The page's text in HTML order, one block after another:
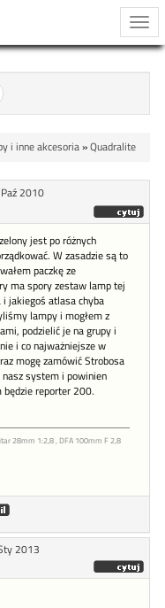
i inne akcesoria»Quadralite
Paź 2010
jest po różnych
W zasadzie są to
paczkę ze
ma spory zestaw lamp tej
jakiegoś atlasa chyba
lampy i mogłem z
podzielić je na grupy i
i co najważniejsze w
mogę zamówić Strobosa
system i powinien
będzie reporter 200.
28mm 1:2,8 , DFA 100mm F 2,8
2013